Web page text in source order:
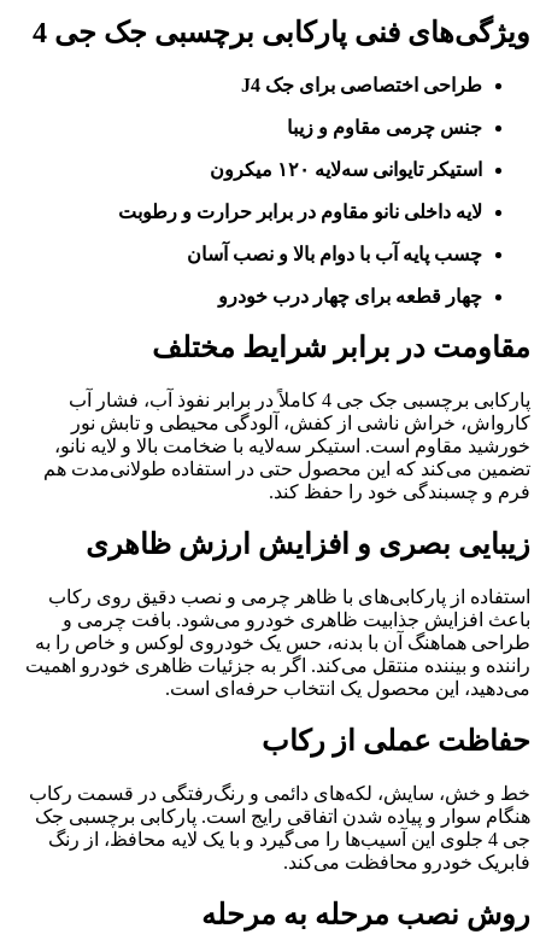
ویژگی‌های فنی پارکابی برچسبی جک جی 4
طراحی اختصاصی برای جک J4
جنس چرمی مقاوم و زیبا
استیکر تایوانی سه‌لایه ۱۲۰ میکرون
لایه داخلی نانو مقاوم در برابر حرارت و رطوبت
چسب پایه آب با دوام بالا و نصب آسان
چهار قطعه برای چهار درب خودرو
مقاومت در برابر شرایط مختلف
پارکابی برچسبی جک جی 4 کاملاً در برابر نفوذ آب، فشار آب
کارواش، خراش ناشی از کفش، آلودگی محیطی و تابش نور
خورشید مقاوم است. استیکر سه‌لایه با ضخامت بالا و لایه نانو،
تضمین می‌کند که این محصول حتی در استفاده طولانی‌مدت هم
فرم و چسبندگی خود را حفظ کند.
زیبایی بصری و افزایش ارزش ظاهری
استفاده از پارکابی‌های با ظاهر چرمی و نصب دقیق روی رکاب
باعث افزایش جذابیت ظاهری خودرو می‌شود. بافت چرمی و
طراحی هماهنگ آن با بدنه، حس یک خودروی لوکس و خاص را به
راننده و بیننده منتقل می‌کند. اگر به جزئیات ظاهری خودرو اهمیت
می‌دهید، این محصول یک انتخاب حرفه‌ای است.
حفاظت عملی از رکاب
خط و خش، سایش، لکه‌های دائمی و رنگ‌رفتگی در قسمت رکاب
هنگام سوار و پیاده شدن اتفاقی رایج است. پارکابی برچسبی جک
جی 4 جلوی این آسیب‌ها را می‌گیرد و با یک لایه محافظ، از رنگ
فابریک خودرو محافظت می‌کند.
روش نصب مرحله به مرحله